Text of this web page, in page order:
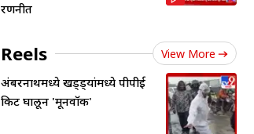
रणनीत
Reels View More
अंबरनाथमध्ये खड्ड्यांमध्ये पीपीई
किट घालून 'मूनवॉक'